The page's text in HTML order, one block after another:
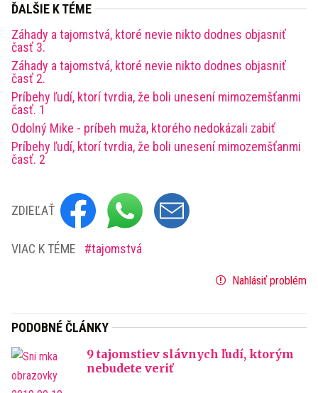
ĎALŠIE K TÉME
Záhady a tajomstvá, ktoré nevie nikto dodnes objasniť
časť 3.
Záhady a tajomstvá, ktoré nevie nikto dodnes objasniť
časť 2.
Príbehy ľudí, ktorí tvrdia, že boli unesení mimozemšťanmi
časť. 1
Odolný Mike - príbeh muža, ktorého nedokázali zabiť
Príbehy ľudí, ktorí tvrdia, že boli unesení mimozemšťanmi
časť. 2
ZDIEĽAŤ
VIAC K TÉME tajomstvá
Nahlásiť problém
PODOBNÉ ČLÁNKY
9 tajomstiev slávnych ľudí, ktorým
nebudete veriť